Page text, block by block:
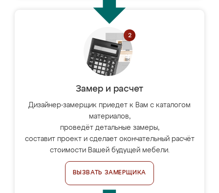
Замер и расчет
Дизайнер-замерщик приедет к Вам с каталогом
материалов,
проведёт детальные замеры,
составит проект и сделает окончательный расчёт
стоимости Вашей будущей мебели.
ВЫЗВАТЬ ЗАМЕРЩИКА